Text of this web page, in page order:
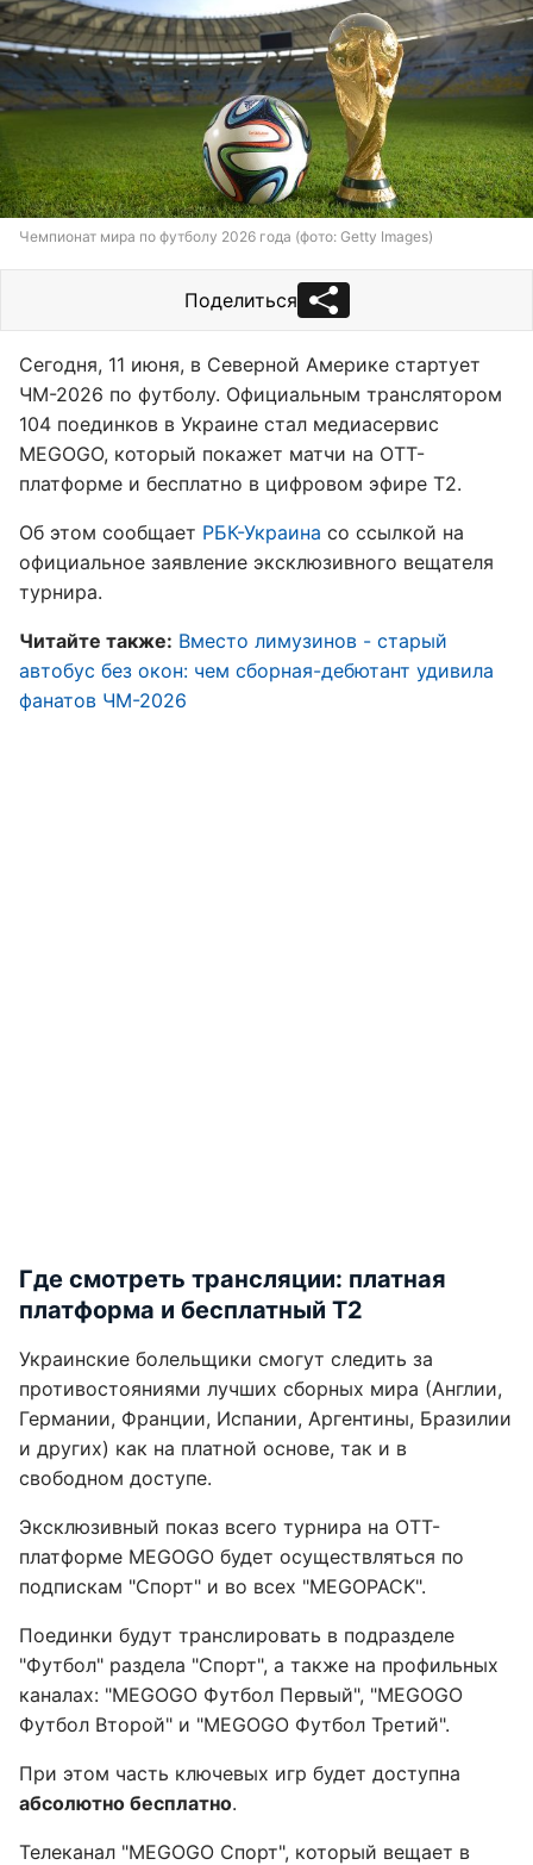
Чемпионат мира по футболу 2026 года (фото: Getty Images)
Поделиться
Сегодня, 11 июня, в Северной Америке стартует
ЧМ-2026 по футболу. Официальным транслятором
104 поединков в Украине стал медиасервис
MEGOGO, который покажет матчи на OTT-
платформе и бесплатно в цифровом эфире Т2.
Об этом сообщает РБК-Украина со ссылкой на
официальное заявление эксклюзивного вещателя
турнира.
Читайте также: Вместо лимузинов - старый
автобус без окон: чем сборная-дебютант удивила
фанатов ЧМ-2026
Где смотреть трансляции: платная
платформа и бесплатный Т2
Украинские болельщики смогут следить за
противостояниями лучших сборных мира (Англии,
Германии, Франции, Испании, Аргентины, Бразилии
и других) как на платной основе, так и в
свободном доступе.
Эксклюзивный показ всего турнира на OTT-
платформе MEGOGO будет осуществляться по
подпискам "Спорт" и во всех "MEGOPACK".
Поединки будут транслировать в подразделе
"Футбол" раздела "Спорт", а также на профильных
каналах: "MEGOGO Футбол Первый", "MEGOGO
Футбол Второй" и "MEGOGO Футбол Третий".
При этом часть ключевых игр будет доступна
абсолютно бесплатно.
Телеканал "MEGOGO Спорт", который вещает в